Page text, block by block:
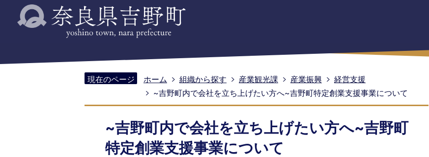
現在のページ ホーム 組織から探す 産業観光課 産業振興
経営支援
~吉野町内で会社を立ち上げたい方へ~吉野町特定創業支援事業について
~吉野町内で会社を立ち上げたい方へ~吉野町
特定創業支援事業について